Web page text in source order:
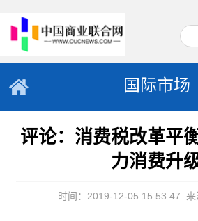
国际市场
评论：消费税改革平
力消费升
时间：2019-12-05 15:53:47